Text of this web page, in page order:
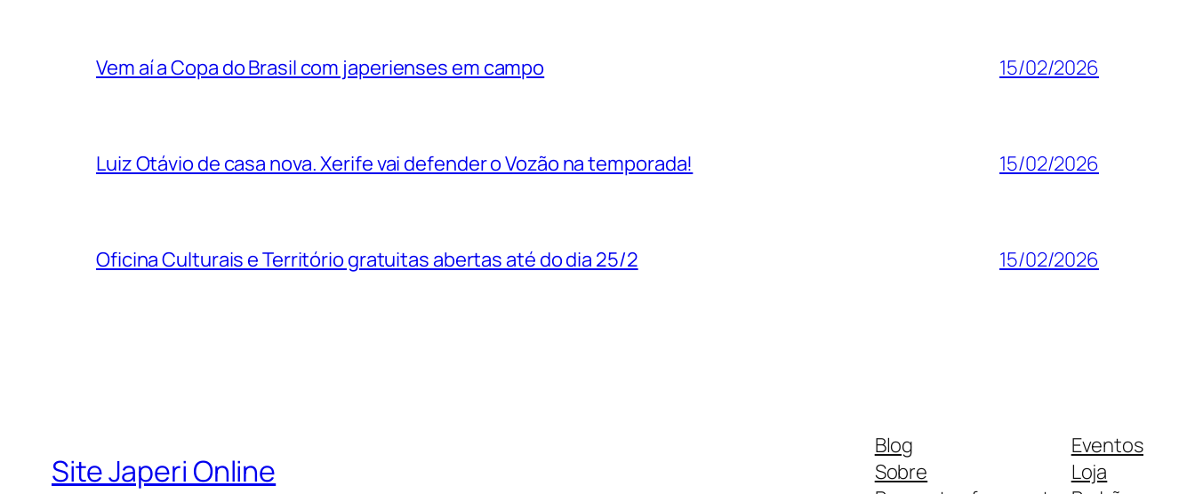
Vem aí a Copa do Brasil com japerienses em campo 15/02/2026
Luiz Otávio de casa nova. Xerife vai defender o Vozão na temporada! 15/02/2026
Oficina Culturais e Território gratuitas abertas até do dia 25/2 15/02/2026
Site Japeri Online
Blog
Sobre
Eventos
Loja